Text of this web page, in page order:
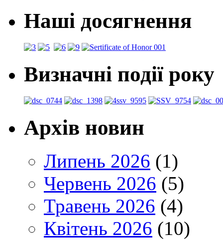
Наші досягнення
Визначні події року
Архів новин
Липень 2026 (1)
Червень 2026 (5)
Травень 2026 (4)
Квітень 2026 (10)